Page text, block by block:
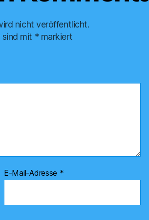
nicht veröffentlicht.
sind mit *markiert
E-Mail-Adresse *